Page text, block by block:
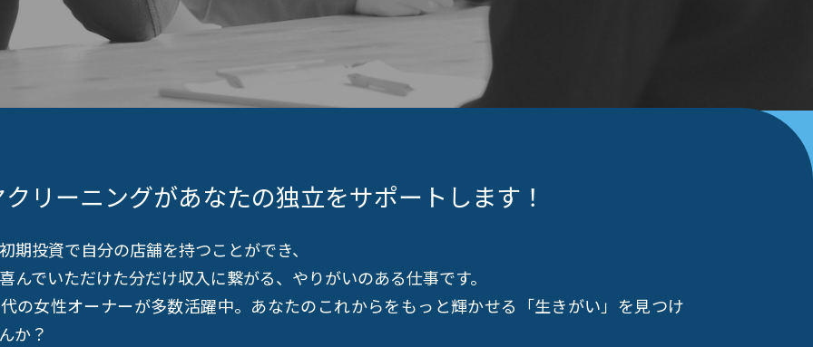
リーニングがあなたの独立をサポートします！
期投資で自分の店舗を持つことができ、
んでいただけた分だけ収入に繋がる、やりがいのある仕事です。
の女性オーナーが多数活躍中。あなたのこれからをもっと輝かせる「生きがい」を見つけ
か？